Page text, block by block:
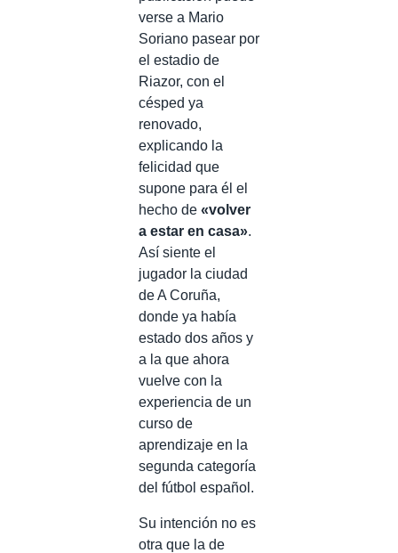
verse a Mario
Soriano pasear por
el estadio de
Riazor, con el
césped ya
renovado,
explicando la
felicidad que
supone para él el
hecho de «volver
a estar en casa».
Así siente el
jugador la ciudad
de A Coruña,
donde ya había
estado dos años y
a la que ahora
vuelve con la
experiencia de un
curso de
aprendizaje en la
segunda categoría
del fútbol español.
Su intención no es
otra que la de